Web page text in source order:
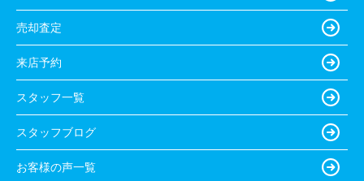
売却査定
来店予約
スタッフ一覧
スタッフブログ
お客様の声一覧